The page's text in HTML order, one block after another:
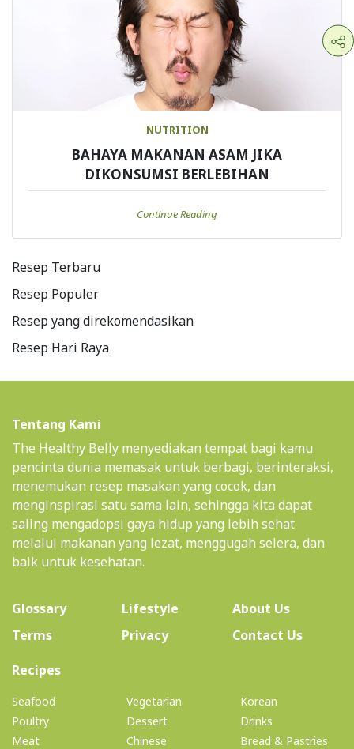
NUTRITION
BAHAYA MAKANAN ASAM JIKA
DIKONSUMSI BERLEBIHAN
Continue Reading
Resep Terbaru
Resep Populer
Resep yang direkomendasikan
Resep Hari Raya
Tentang Kami
The Healthy Belly menyediakan tempat bagi kamu
pencinta dunia memasak untuk berbagi, berinteraksi,
menemukan resep masakan yang cocok, dan
menginspirasi satu sama lain, sehingga kita dapat
saling mengadopsi gaya hidup yang lebih sehat
melalui makanan yang lezat, menggugah selera, dan
baik untuk kesehatan.
Glossary Lifestyle About Us(current)
Terms
Privacy
Contact Us
Recipes(current)
Seafood
Poultry
Meat
Vegetarian
Dessert
Chinese
Korean
Drinks
Bread & Pastries